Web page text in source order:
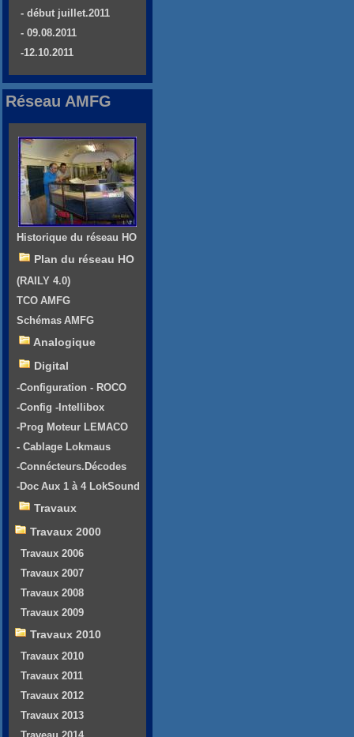
- début juillet.2011
- 09.08.2011
-12.10.2011
Réseau AMFG
Historique du réseau HO
Plan du réseau HO
(RAILY 4.0)
TCO AMFG
Schémas AMFG
Analogique
Digital
-Configuration - ROCO
-Config -Intellibox
-Prog Moteur LEMACO
- Cablage Lokmaus
-Connécteurs.Décodes
-Doc Aux 1 à 4 LokSound
Travaux
Travaux 2000
Travaux 2006
Travaux 2007
Travaux 2008
Travaux 2009
Travaux 2010
Travaux 2010
Travaux 2011
Travaux 2012
Travaux 2013